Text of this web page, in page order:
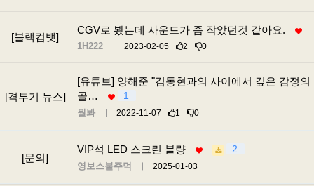
[블랙컴뱃]
CGV로 봤는데 사운드가 좀 작았던것 같아요.
1H222 2023-02-05 2 0
[격투기 뉴스]
[유튜브] 양해준 "김동현과의 사이에서 깊은 감정의
골…
1
뭘봐 2022-11-07 1 0
[문의]
VIP석 LED 스크린 불량 2
영보스불주먹 2025-01-03